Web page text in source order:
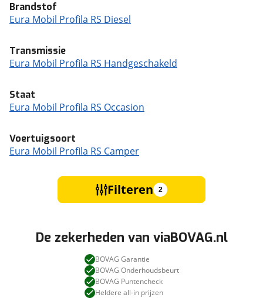
Brandstof
Eura Mobil Profila RS Diesel
Transmissie
Eura Mobil Profila RS Handgeschakeld
Staat
Eura Mobil Profila RS Occasion
Voertuigsoort
Eura Mobil Profila RS Camper
Filteren 2
De zekerheden van viaBOVAG.nl
BOVAG Garantie
BOVAG Onderhoudsbeurt
BOVAG Puntencheck
Heldere all-in prijzen